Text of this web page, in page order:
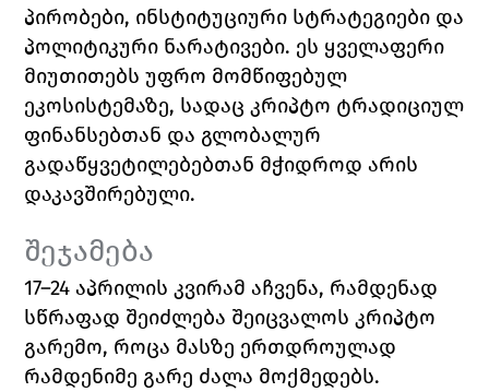
პირობები, ინსტიტუციური სტრატეგიები და
პოლიტიკური ნარატივები. ეს ყველაფერი
მიუთითებს უფრო მომწიფებულ
ეკოსისტემაზე, სადაც კრიპტო ტრადიციულ
ფინანსებთან და გლობალურ
გადაწყვეტილებებთან მჭიდროდ არის
დაკავშირებული.
შეჯამება
17–24 აპრილის კვირამ აჩვენა, რამდენად
სწრაფად შეიძლება შეიცვალოს კრიპტო
გარემო, როცა მასზე ერთდროულად
რამდენიმე გარე ძალა მოქმედებს.